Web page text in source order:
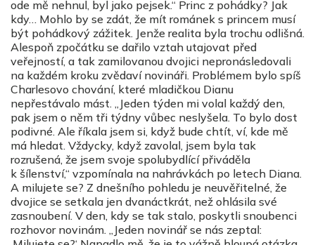
ode mě nehnul, byl jako pejsek.“ Princ z pohádky? Jak
kdy… Mohlo by se zdát, že mít románek s princem musí
být pohádkový zážitek. Jenže realita byla trochu odlišná.
Alespoň zpočátku se dařilo vztah utajovat před
veřejností, a tak zamilovanou dvojici nepronásledovali
na každém kroku zvědaví novináři. Problémem bylo spíš
Charlesovo chování, které mladičkou Dianu
nepřestávalo mást. „Jeden týden mi volal každý den,
pak jsem o něm tři týdny vůbec neslyšela. To bylo dost
podivné. Ale říkala jsem si, když bude chtít, ví, kde mě
má hledat. Vždycky, když zavolal, jsem byla tak
rozrušená, že jsem svoje spolubydlící přiváděla
k šílenství,“ vzpomínala na nahrávkách po letech Diana.
A milujete se? Z dnešního pohledu je neuvěřitelné, že
dvojice se setkala jen dvanáctkrát, než ohlásila své
zasnoubení. V den, kdy se tak stalo, poskytli snoubenci
rozhovor novinám. „Jeden novinář se nás zeptal: